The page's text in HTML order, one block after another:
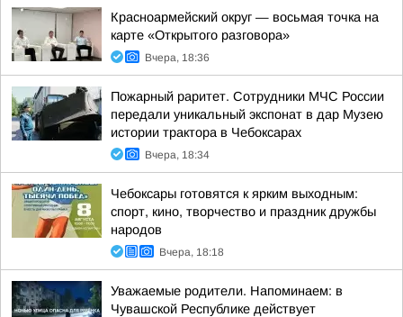
Красноармейский округ — восьмая точка на
карте «Открытого разговора»
Вчера, 18:36
Пожарный раритет. Сотрудники МЧС России
передали уникальный экспонат в дар Музею
истории трактора в Чебоксарах
Вчера, 18:34
Чебоксары готовятся к ярким выходным:
спорт, кино, творчество и праздник дружбы
народов
Вчера, 18:18
Уважаемые родители. Напоминаем: в
Чувашской Республике действует